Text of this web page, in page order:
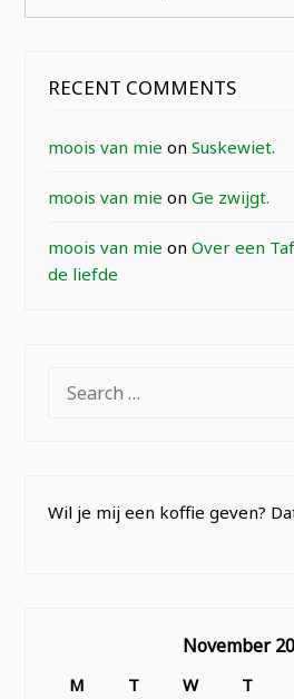
RECENT COMMENTS
moois van mie onSuskewiet.
moois van mie onGe zwijgt.
moois van mie onOver een
de liefde
FOR:
Wil je mij een koffie geven?
November
M T W T